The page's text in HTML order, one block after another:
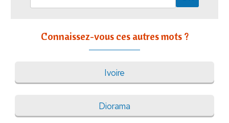
Connaissez-vous ces autres mots ?
Ivoire
Diorama